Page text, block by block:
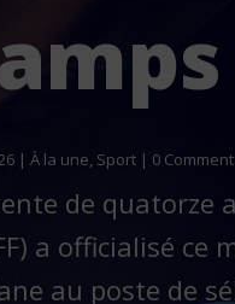
| À la une, Sport| 0
de quatorze
a officialisé ce
au poste de